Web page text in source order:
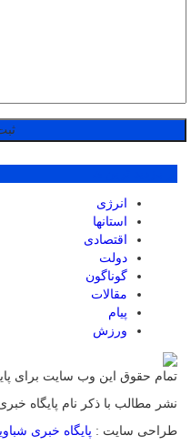
انرژی
استانها
اقتصادی
دولت
گوناگون
مقالات
پیام
ورزش
تمام حقوق این وب سایت برای
نشر مطالب با ذکر نام پایگاه
طراحی سایت : پایگاه خبری